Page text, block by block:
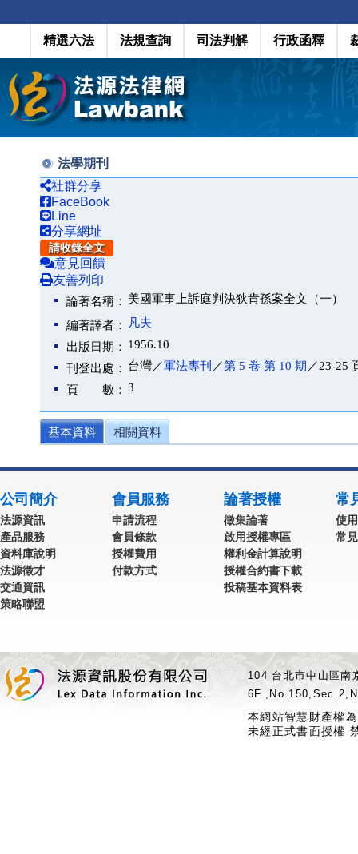
精選六法 法規查詢 司法判解 行政函釋
法學期刊
社群分享
FaceBook
Line
分享網址
請收錄全文
意見回饋
友善列印
論著名稱： 美國軍事上訴庭判決狄肯孫案全文（一）
編著譯者：
凡夫
出版日期： 1956.10
刊登出處： 台灣／軍法專刊 ／第 5 卷 第 10 期 ／23-25
頁 數： 3
基本資料 相關資料
公司簡介
法源資訊
產品服務
資料庫說明
法源徵才
交通資訊
策略聯盟
會員服務
申請流程
會員條款
授權費用
付款方式
論著授權
徵集論著
啟用授權專區
權利金計算說明
授權合約書下載
投稿基本資料表
常
使
常
104 台北市中山區
本網站智慧財產權
未經正式書面授權